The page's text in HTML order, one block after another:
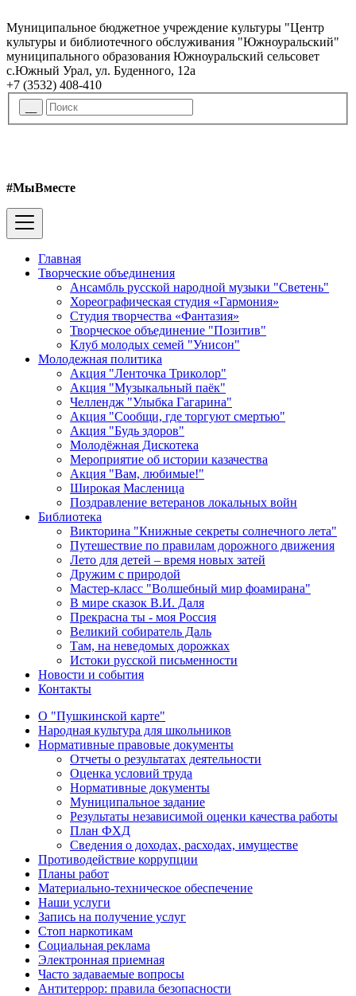
Муниципальное бюджетное учреждение культуры "Центр
культуры и библиотечного обслуживания "Южноуральский"
муниципального образования Южноуральский сельсовет
с.Южный Урал, ул. Буденного, 12а
+7 (3532) 408-410
#МыВместе
Главная
Творческие объединения
Ансамбль русской народной музыки "Светень"
Хореографическая студия «Гармония»
Студия творчества «Фантазия»
Творческое объединение "Позитив"
Клуб молодых семей "Унисон"
Молодежная политика
Акция "Ленточка Триколор"
Акция "Музыкальный паёк"
Челлендж "Улыбка Гагарина"
Акция "Сообщи, где торгуют смертью"
Акция "Будь здоров"
Молодёжная Дискотека
Мероприятие об истории казачества
Акция "Вам, любимые!"
Широкая Масленица
Поздравление ветеранов локальных войн
Библиотека
Викторина "Книжные секреты солнечного лета"
Путешествие по правилам дорожного движения
Лето для детей – время новых затей
Дружим с природой
Мастер-класс "Волшебный мир фоамирана"
В мире сказок В.И. Даля
Прекрасна ты - моя Россия
Великий собиратель Даль
Там, на неведомых дорожках
Истоки русской письменности
Новости и события
Контакты
О "Пушкинской карте"
Народная культура для школьников
Нормативные правовые документы
Отчеты о результатах деятельности
Оценка условий труда
Нормативные документы
Муниципальное задание
Результаты независимой оценки качества работы
План ФХД
Сведения о доходах, расходах, имуществе
Противодействие коррупции
Планы работ
Материально-техническое обеспечение
Наши услуги
Запись на получение услуг
Стоп наркотикам
Социальная реклама
Электронная приемная
Часто задаваемые вопросы
Антитеррор: правила безопасности